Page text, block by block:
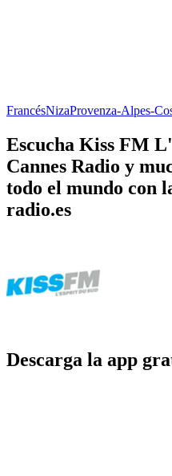
FrancésNizaProvenza-Alpes-
Escucha Kiss FM
Cannes Radio y
todo el mundo con
radio.es
Descarga la app